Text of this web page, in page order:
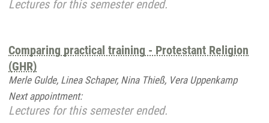
Lectures for this semester ended.
Comparing practical training - Protestant Religion
(GHR)
Merle Gulde, Linea Schaper, Nina Thieß, Vera Uppenkamp
Next appointment:
Lectures for this semester ended.